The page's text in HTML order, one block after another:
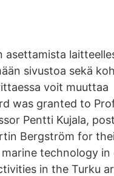
sivustoa sekä
voit muuttaa
was granted to
Pentti Kujala,
Bergström for
technology in
in the Turku